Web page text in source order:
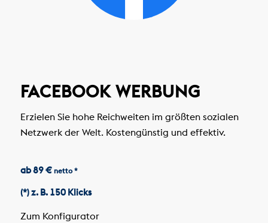
FACEBOOK WERBUNG
Erzielen Sie hohe Reichweiten im größten sozialen
Netzwerk der Welt. Kostengünstig und effektiv.
ab 89 € netto *
(*) z. B. 150 Klicks
Zum Konfigurator